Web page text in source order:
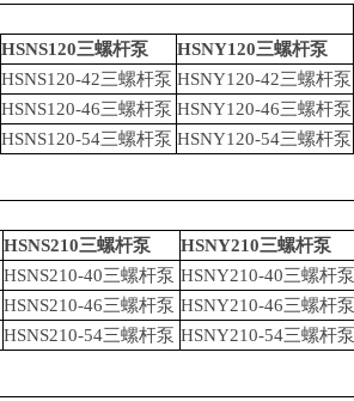
HSNS120三螺杆泵 HSNY120三螺杆泵
HSNS120-42三螺杆泵 HSNY120-42三螺杆泵
HSNS120-46三螺杆泵 HSNY120-46三螺杆泵
HSNS120-54三螺杆泵 HSNY120-54三螺杆泵
HSNS210三螺杆泵 HSNY210三螺杆泵
HSNS210-40三螺杆泵 HSNY210-40三螺杆泵
HSNS210-46三螺杆泵 HSNY210-46三螺杆泵
HSNS210-54三螺杆泵 HSNY210-54三螺杆泵